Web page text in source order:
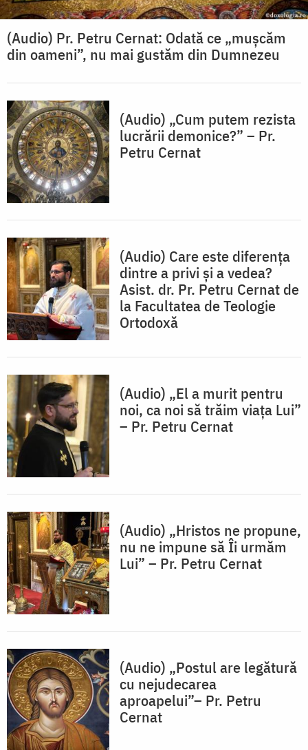
(Audio) Pr. Petru Cernat: Odată ce „mușcăm
din oameni”, nu mai gustăm din Dumnezeu
(Audio) „Cum putem rezista
lucrării demonice?” – Pr.
Petru Cernat
(Audio) Care este diferența
dintre a privi și a vedea?
Asist. dr. Pr. Petru Cernat de
la Facultatea de Teologie
Ortodoxă
(Audio) „El a murit pentru
noi, ca noi să trăim viața Lui”
– Pr. Petru Cernat
(Audio) „Hristos ne propune,
nu ne impune să Îi urmăm
Lui” – Pr. Petru Cernat
(Audio) „Postul are legătură
cu nejudecarea
aproapelui”– Pr. Petru
Cernat